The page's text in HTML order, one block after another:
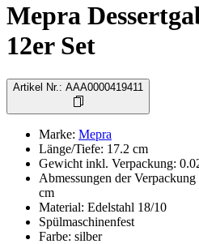
Mepra
12er Set
Artikel Nr. : AAA0000419411
Marke: Mepra
Länge/Tiefe: 17.2 cm
Gewicht inkl. Verpackung:
Abmessungen der
cm
Material: Edelstahl 18/10
Spülmaschinenfest
Farbe: silber